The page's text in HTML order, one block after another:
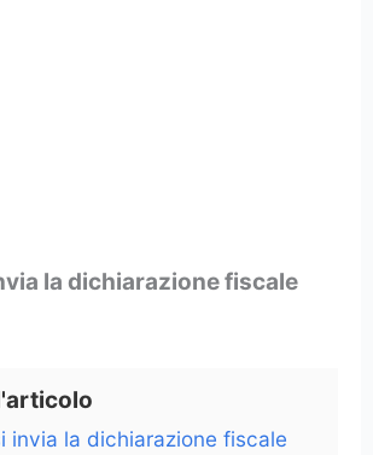
la dichiarazione fiscale
invia la dichiarazione fiscale